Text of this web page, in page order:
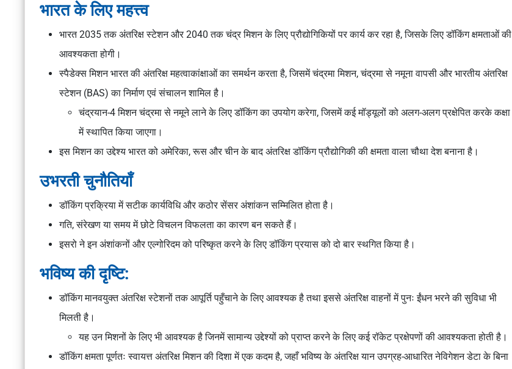
भारत के लिए महत्त्व
भारत 2035 तक अंतरिक्ष स्टेशन और 2040 तक चंद्र मिशन के लिए प्रौद्योगिकियों पर कार्य कर रहा है, जिसके लिए डॉकिंग क्षमताओं की
आवश्यकता होगी।
स्पैडेक्स मिशन भारत की अंतरिक्ष महत्वाकांक्षाओं का समर्थन करता है, जिसमें चंद्रमा मिशन, चंद्रमा से नमूना वापसी और भारतीय अंतरिक्ष
स्टेशन (BAS) का निर्माण एवं संचालन शामिल है।
चंद्रयान-4 मिशन चंद्रमा से नमूने लाने के लिए डॉकिंग का उपयोग करेगा, जिसमें कई मॉड्यूलों को अलग-अलग प्रक्षेपित करके कक्षा
में स्थापित किया जाएगा।
इस मिशन का उद्देश्य भारत को अमेरिका, रूस और चीन के बाद अंतरिक्ष डॉकिंग प्रौद्योगिकी की क्षमता वाला चौथा देश बनाना है।
उभरती चुनौतियाँ
डॉकिंग प्रक्रिया में सटीक कार्यविधि और कठोर सेंसर अंशांकन सम्मिलित होता है।
गति, संरेखण या समय में छोटे विचलन विफलता का कारण बन सकते हैं।
इसरो ने इन अंशांकनों और एल्गोरिदम को परिष्कृत करने के लिए डॉकिंग प्रयास को दो बार स्थगित किया है।
भविष्य की दृष्टि:
डॉकिंग मानवयुक्त अंतरिक्ष स्टेशनों तक आपूर्ति पहुँचाने के लिए आवश्यक है तथा इससे अंतरिक्ष वाहनों में पुनः ईंधन भरने की सुविधा भी
मिलती है।
यह उन मिशनों के लिए भी आवश्यक है जिनमें सामान्य उद्देश्यों को प्राप्त करने के लिए कई रॉकेट प्रक्षेपणों की आवश्यकता होती है।
डॉकिंग क्षमता पूर्णतः स्वायत्त अंतरिक्ष मिशन की दिशा में एक कदम है, जहाँ भविष्य के अंतरिक्ष यान उपग्रह-आधारित नेविगेशन डेटा के बिना